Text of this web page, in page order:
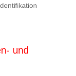
und